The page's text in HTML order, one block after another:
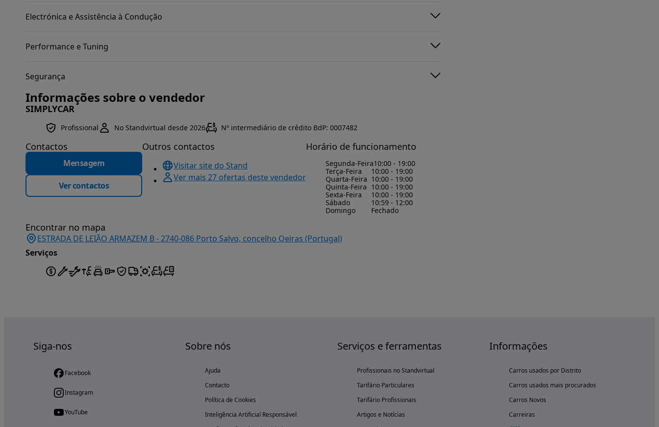
Electrónica e Assistência à Condução
Performance e Tuning
Segurança
Informações sobre o vendedor
SIMPLYCAR
Profissional No Standvirtual desde 2026 Nº intermediário de crédito BdP: 0007482
Contactos
Mensagem
Ver contactos
Outros contactos
Visitar site do Stand
Ver mais 27 ofertas deste vendedor
Horário de funcionamento
Segunda-Feira10:00 - 19:00
Terça-Feira
10:00 - 19:00
Quarta-Feira 10:00 - 19:00
Quinta-Feira 10:00 - 19:00
Sexta-Feira
10:00 - 19:00
Sábado
10:59 - 12:00
Domingo
Fechado
Encontrar no mapa
ESTRADA DE LEIÃO ARMAZEM B - 2740-086 Porto Salvo, concelho Oeiras (Portugal)
Serviços
Siga-nos
Facebook
Instagram
YouTube
Sobre nós
Ajuda
Contacto
Política de Cookies
Inteligência Artificial Responsável
Serviços e ferramentas
Profissionais no Standvirtual
Tarifário Particulares
Tarifário Profissionais
Artigos e Notícias
Informações
Carros usados por Distrito
Carros usados mais procurados
Carros Novos
Carreiras